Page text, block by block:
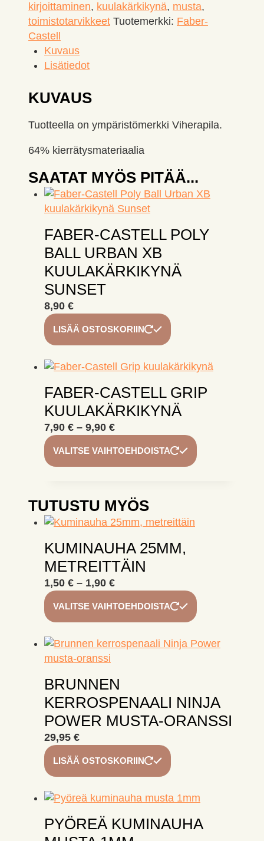
kirjoittaminen, kuulakärkikynä, musta,
toimistotarvikkeet Tuotemerkki: Faber-
Castell
Kuvaus
Lisätiedot
KUVAUS
Tuotteella on ympäristömerkki Viherapila.
64% kierrätysmateriaalia
SAATAT MYÖS PITÄÄ...
FABER-CASTELL POLY
BALL URBAN XB
KUULAKÄRKIKYNÄ
SUNSET
8,90 €
LISÄÄ OSTOSKORIIN
FABER-CASTELL GRIP
KUULAKÄRKIKYNÄ
7,90 € – 9,90 €Hintaluokka:
-
VALITSE VAIHTOEHDOISTA
Tällä
tuotteella
TUTUSTU MYÖS
KUMINAUHA 25MM,
METREITTÄIN
1,50 € – 1,90 €Hintaluokka:
-
VALITSE VAIHTOEHDOISTA
Tällä
tuotteella
useampi
valinnat
tuotteen
sivulla.
BRUNNEN
KERROSPENAALI NINJA
POWER MUSTA-ORANSSI
29,95 €
LISÄÄ OSTOSKORIIN
PYÖREÄ KUMINAUHA